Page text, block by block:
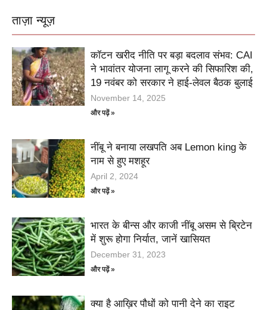
ताज़ा न्यूज़
कॉटन खरीद नीति पर बड़ा बदलाव संभव: CAI
ने भावांतर योजना लागू करने की सिफारिश की,
19 नवंबर को सरकार ने हाई-लेवल बैठक बुलाई
November 14, 2025
और पढ़ें »
नींबू ने बनाया लखपति अब Lemon king के
नाम से हुए मशहूर
April 2, 2024
और पढ़ें »
भारत के बीन्स और काजी नींबू असम से ब्रिटेन
में शुरू होगा निर्यात, जानें खासियत
December 31, 2023
और पढ़ें »
क्या है आख़िर पौधों को पानी देने का राइट